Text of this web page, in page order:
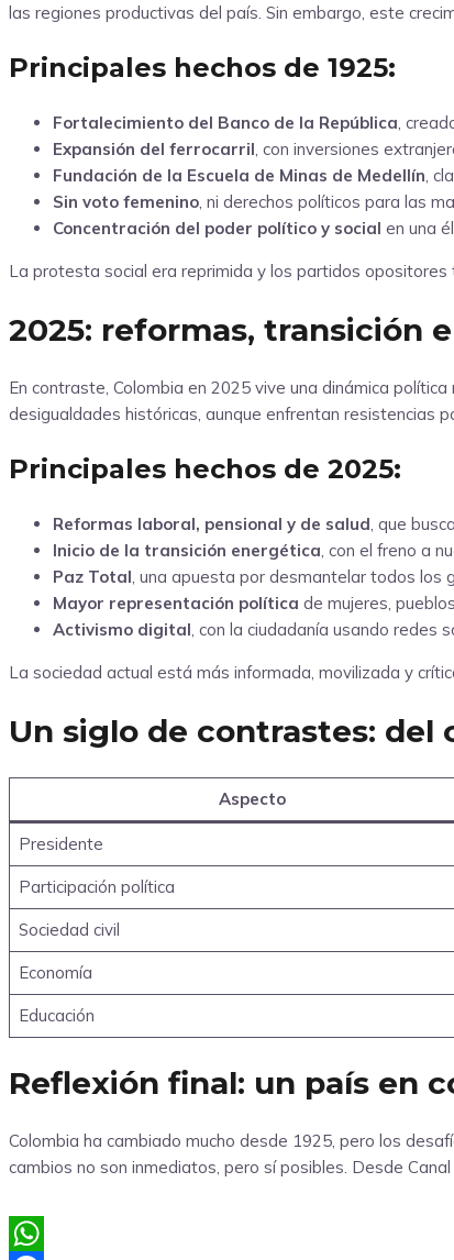
las regiones productivas del país. Sin embargo, este
Principales hechos de 1925:
Fortalecimiento del Banco de la República ,
Expansión del ferrocarril , con inversiones
Fundación de la Escuela de Minas de Medellín ,
Sin voto femenino , ni derechos políticos para las
Concentración del poder político y social en una
La protesta social era reprimida y los partidos opositores
2025: reformas, transición
En contraste, Colombia en 2025 vive una dinámica
desigualdades históricas, aunque enfrentan resistencias
Principales hechos de 2025:
Reformas laboral, pensional y de salud, que
Inicio de la transición energética, con el freno a
Paz Total, una apuesta por desmantelar todos los
Mayor representación política de mujeres,
Activismo digital, con la ciudadanía usando redes
La sociedad actual está más informada, movilizada y
Un siglo de contrastes:
Aspecto
Presidente
Participación política
Sociedad civil
Economía
Educación
Reflexión final: un país en
Colombia ha cambiado mucho desde 1925, pero los
cambios no son inmediatos, pero sí posibles. Desde